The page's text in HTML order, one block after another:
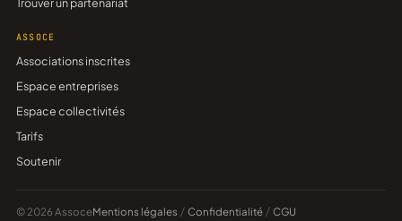
ASSOCE
Associations inscrites
Espace entreprises
Espace collectivités
Tarifs
Soutenir
© 2026 AssoceMentions légales / Confidentialité / CGU